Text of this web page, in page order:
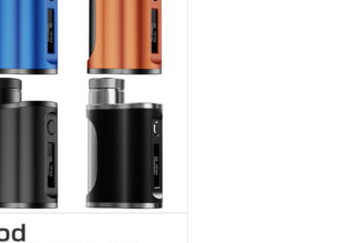
Base - MUTED / MUTED+ RTA
Ring Aluminium - MUTED /
RTA